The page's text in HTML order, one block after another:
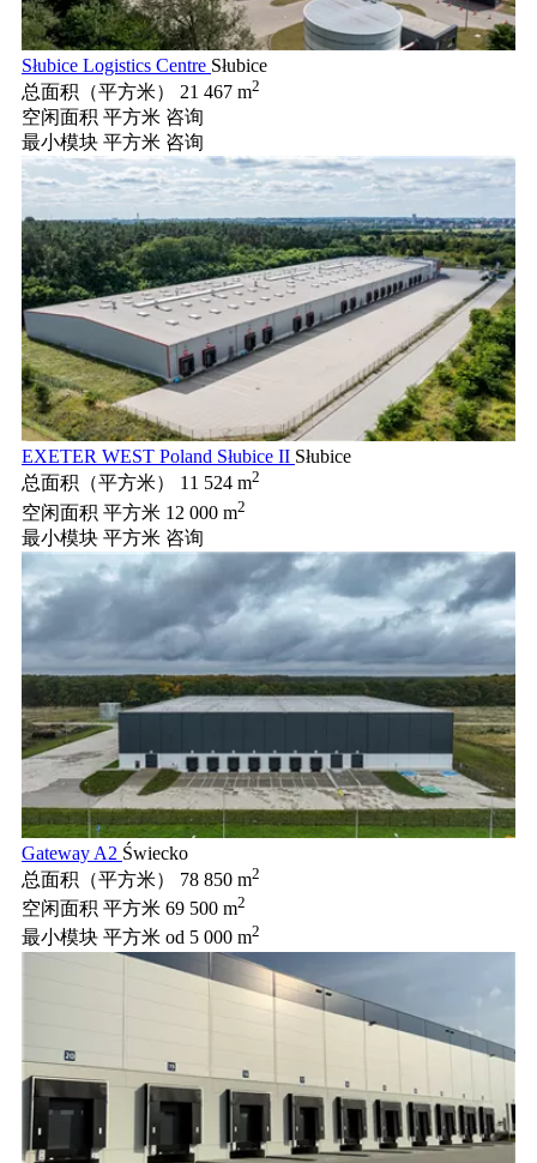
Słubice Logistics Centre Słubice
总面积（平方米）
21 467 m2
空闲面积 平方米 咨询
最小模块 平方米 咨询
EXETER WEST Poland Słubice II Słubice
总面积（平方米）
11 524 m2
空闲面积 平方米 12 000 m2
最小模块 平方米 咨询
Gateway A2 Świecko
总面积（平方米）
78 850 m2
空闲面积 平方米 69 500 m2
最小模块 平方米 od 5 000 m2